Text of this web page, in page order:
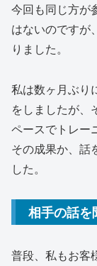
今回も同じ方が
はないのですが
りました。
私は数ヶ月ぶり
をしましたが、
ペースでトレー
その成果か、話
した。
相手の話を
普段、私もお客